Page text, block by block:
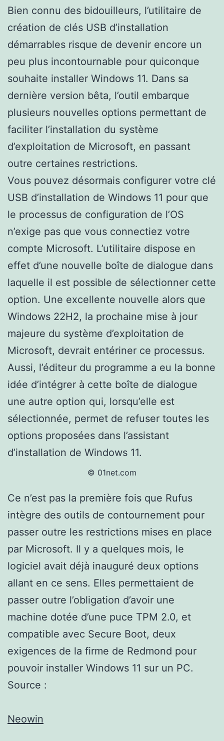
Bien connu des bidouilleurs, l’utilitaire de
création de clés USB d’installation
démarrables risque de devenir encore un
peu plus incontournable pour quiconque
souhaite installer Windows 11. Dans sa
dernière version bêta, l’outil embarque
plusieurs nouvelles options permettant de
faciliter l’installation du système
d’exploitation de Microsoft, en passant
outre certaines restrictions.
Vous pouvez désormais configurer votre clé
USB d’installation de Windows 11 pour que
le processus de configuration de l’OS
n’exige pas que vous connectiez votre
compte Microsoft. L’utilitaire dispose en
effet d’une nouvelle boîte de dialogue dans
laquelle il est possible de sélectionner cette
option. Une excellente nouvelle alors que
Windows 22H2, la prochaine mise à jour
majeure du système d’exploitation de
Microsoft, devrait entériner ce processus.
Aussi, l’éditeur du programme a eu la bonne
idée d’intégrer à cette boîte de dialogue
une autre option qui, lorsqu’elle est
sélectionnée, permet de refuser toutes les
options proposées dans l’assistant
d’installation de Windows 11.
© 01net.com
Ce n’est pas la première fois que Rufus
intègre des outils de contournement pour
passer outre les restrictions mises en place
par Microsoft. Il y a quelques mois, le
logiciel avait déjà inauguré deux options
allant en ce sens. Elles permettaient de
passer outre l’obligation d’avoir une
machine dotée d’une puce TPM 2.0, et
compatible avec Secure Boot, deux
exigences de la firme de Redmond pour
pouvoir installer Windows 11 sur un PC.
Source :
Neowin